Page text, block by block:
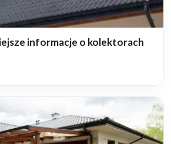
informacje o kolektorach